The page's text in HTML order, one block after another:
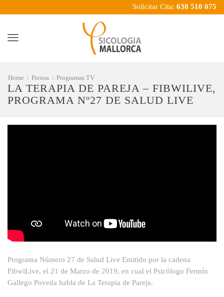
Solicitar Cita: 638 510 075
Menu
Home Prensa Programas TV
LA TERAPIA DE PAREJA – FIBWILIVE,
PROGRAMA Nº27 DE SALUD LIVE
Programa Número 27 de Salud Live Emitido por la cadena
FibwiLive, el 21 de Marzo de 2019, en cual el Psicólogo Fermín
Gallego Poveda habla de La Terapia de Pareja.